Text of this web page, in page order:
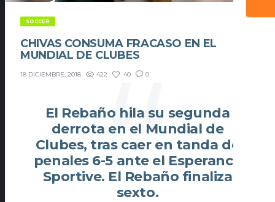
SOCCER
CHIVAS CONSUMA FRACASO EN EL
MUNDIAL DE CLUBES
18 DICIEMBRE, 2018 422 40 0
El Rebaño hila su segunda
derrota en el Mundial de
Clubes, tras caer en tanda de
penales 6-5 ante el Esperance
Sportive. El Rebaño finaliza
sexto.